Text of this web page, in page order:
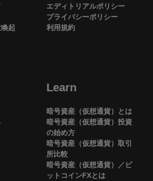
起
エディトリアルポリシー
プライバシーポリシー
利用規約
Learn
暗号資産（仮想通貨）とは
暗号資産（仮想通貨）投資
の始め方
暗号資産（仮想通貨）取引
所比較
暗号資産（仮想通貨）／ビ
ットコインFXとは